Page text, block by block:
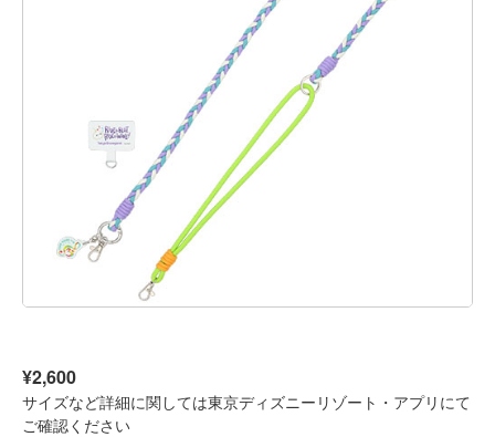
¥2,600
サイズなど詳細に関しては東京ディズニーリゾート・アプリにて
ご確認ください